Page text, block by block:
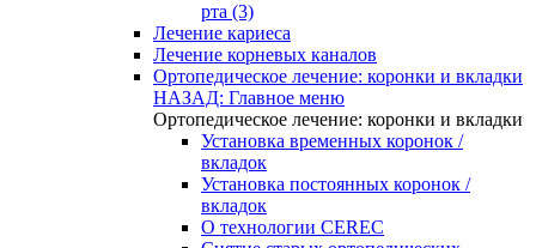
рта (3)
Лечение кариеса
Лечение корневых каналов
Ортопедическое лечение: коронки и вкладки
НАЗАД: Главное меню
Ортопедическое лечение: коронки и вкладки
Установка временных коронок /
вкладок
Установка постоянных коронок /
вкладок
О технологии CEREC